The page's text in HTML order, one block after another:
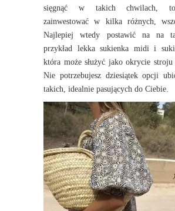
sięgnąć w takich chwilach,
zainwestować w kilka różnych,
Najlepiej wtedy postawić na na
przykład lekka sukienka midi i
która może służyć jako okrycie stroju
Nie potrzebujesz dziesiątek opcji
takich, idealnie pasujących do Ciebie.